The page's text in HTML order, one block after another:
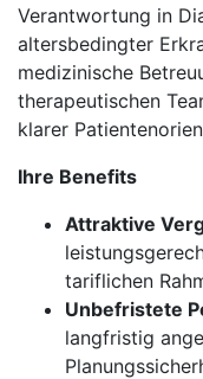
Verantwortung in
altersbedingter
medizinische
therapeutischen
klarer
Ihre Benefits
Attraktive
tariflichen
Unbefristete
langfristig